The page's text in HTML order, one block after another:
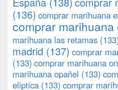
(136) comprar marihuana
comprar marihuana
marihuana las retamas
madrid (137) comprar
(133) comprar marihuana
marihuana opañel (133)
eliptica (133) comprar